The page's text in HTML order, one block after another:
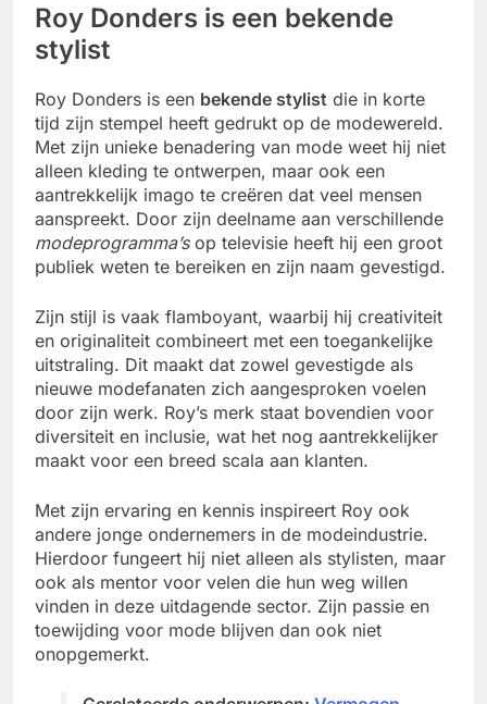
Roy Donders is een bekende
stylist
Roy Donders is een bekende stylist die in korte
tijd zijn stempel heeft gedrukt op de modewereld.
Met zijn unieke benadering van mode weet hij niet
alleen kleding te ontwerpen, maar ook een
aantrekkelijk imago te creëren dat veel mensen
aanspreekt. Door zijn deelname aan verschillende
modeprogramma’sop televisie heeft hij een groot
publiek weten te bereiken en zijn naam gevestigd.
Zijn stijl is vaak flamboyant, waarbij hij creativiteit
en originaliteit combineert met een toegankelijke
uitstraling. Dit maakt dat zowel gevestigde als
nieuwe modefanaten zich aangesproken voelen
door zijn werk. Roy’s merk staat bovendien voor
diversiteit en inclusie, wat het nog aantrekkelijker
maakt voor een breed scala aan klanten.
Met zijn ervaring en kennis inspireert Roy ook
andere jonge ondernemers in de modeindustrie.
Hierdoor fungeert hij niet alleen als stylisten, maar
ook als mentor voor velen die hun weg willen
vinden in deze uitdagende sector. Zijn passie en
toewijding voor mode blijven dan ook niet
onopgemerkt.